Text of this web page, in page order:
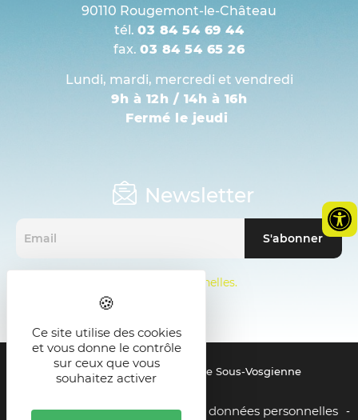
90110 Rougemont-le-Château
tél. 03 84 54 69 44
fax. 03 84 54 65 26
Lundi, mardi, mercredi et vendredi
9h à 12h / 14h à 16h
Fermé le jeudi
Newsletter
Mentions sur les données personnelles.
© 2021 - SMICTOM de la Zone Sous-Vosgienne
Mentions légales - Gestion des données personnelles -
Ce site utilise des cookies
et vous donne le contrôle
sur ceux que vous
souhaitez activer